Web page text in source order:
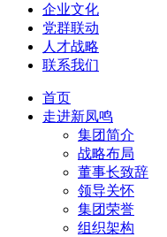
企业文化
党群联动
人才战略
联系我们
首页
走进新凤鸣
集团简介
战略布局
董事长致辞
领导关怀
集团荣誉
组织架构